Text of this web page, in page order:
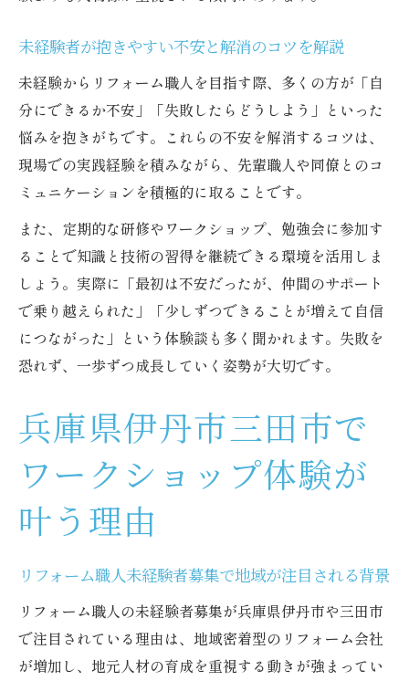
未経験者が抱きやすい不安と解消のコツを解説
未経験からリフォーム職人を目指す際、多くの方が「自
分にできるか不安」「失敗したらどうしよう」といった
悩みを抱きがちです。これらの不安を解消するコツは、
現場での実践経験を積みながら、先輩職人や同僚とのコ
ミュニケーションを積極的に取ることです。
また、定期的な研修やワークショップ、勉強会に参加す
ることで知識と技術の習得を継続できる環境を活用しま
しょう。実際に「最初は不安だったが、仲間のサポート
で乗り越えられた」「少しずつできることが増えて自信
につながった」という体験談も多く聞かれます。失敗を
恐れず、一歩ずつ成長していく姿勢が大切です。
兵庫県伊丹市三田市で
ワークショップ体験が
叶う理由
リフォーム職人未経験者募集で地域が注目される背景
リフォーム職人の未経験者募集が兵庫県伊丹市や三田市
で注目されている理由は、地域密着型のリフォーム会社
が増加し、地元人材の育成を重視する動きが強まってい